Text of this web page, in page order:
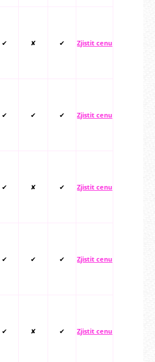
✔ ✘ ✔ Zjistit cenu
✔ ✔ ✔ Zjistit cenu
✔ ✘ ✔ Zjistit cenu
✔ ✔ ✔ Zjistit cenu
✔ ✘ ✔ Zjistit cenu